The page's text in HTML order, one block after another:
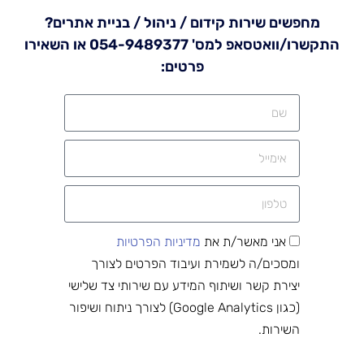
מחפשים שירות קידום / ניהול / בניית אתרים?
התקשרו/וואטסאפ למס' 054-9489377 או השאירו
פרטים:
אני מאשר/ת את מדיניות הפרטיות
ומסכים/ה לשמירת ועיבוד הפרטים לצורך
יצירת קשר ושיתוף המידע עם שירותי צד שלישי
(כגון Google Analytics) לצורך ניתוח ושיפור
השירות.